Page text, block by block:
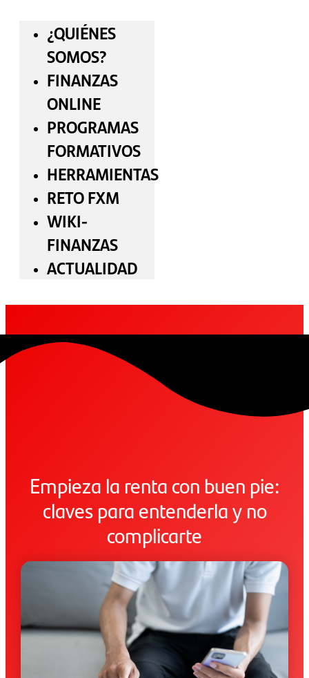
¿QUIÉNES
SOMOS?
FINANZAS
ONLINE
PROGRAMAS
FORMATIVOS
HERRAMIENTAS
RETO FXM
WIKI-
FINANZAS
ACTUALIDAD
Empieza la renta con buen pie:
claves para entenderla y no
complicarte